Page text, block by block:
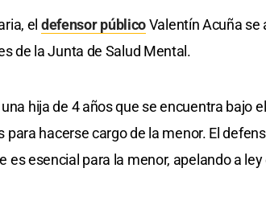
el defensor públicoValentín Acuña se
de la Junta de Salud Mental.
hija de 4 años que se encuentra bajo
hacerse cargo de la menor. El
es esencial para la menor, apelando a